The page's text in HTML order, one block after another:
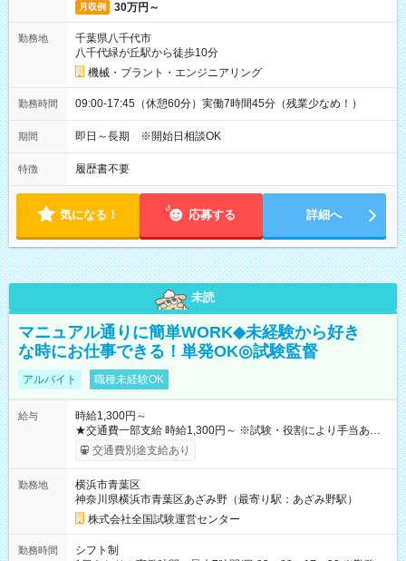
月収例 30万円～
勤務地
千葉県八千代市
八千代緑が丘駅から徒歩10分
機械・プラント・エンジニアリング
勤務時間 09:00-17:45（休憩60分）実働7時間45分（残業少なめ！）
期間 即日～長期 ※開始日相談OK
特徴 履歴書不要
気になる！ 応募する 詳細へ
未読
マニュアル通りに簡単WORK◆未経験から好き
な時にお仕事できる！単発OK◎試験監督
アルバイト 職種未経験OK
給与
時給1,300円～
★交通費一部支給 時給1,300円～ ※試験・役割により手当あり
※勤務回数により昇給あり 【即給（前払い）オプションあ
り！】 希望される場合、勤務から1週間ほどで給与の一部を受け
例】 ・河合塾模擬試験 8:30～17:30（休憩1時間） 時給1,300円
×8時間＝日収10,400円＋交通費 ※当日の役割により時給＋100
円の場合あり ・国家試験 7:00～13:30（休憩なし） 時給1,300
円（役割手当＋100円）×6時間＝日収8,400円＋交通費 【試用期
間】試用期間なし
交通費別途支給あり
勤務地
横浜市青葉区
神奈川県横浜市青葉区あざみ野（最寄り駅：あざみ野駅）
株式会社全国試験運営センター
勤務時間
シフト制